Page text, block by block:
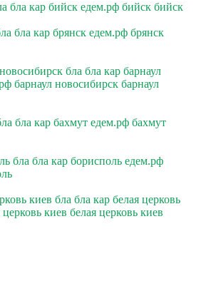
бла кар бийск едем.рф бийск бийск
бла кар брянск едем.рф брянск
бла бла кар барнаул
барнаул новосибирск барнаул
бла кар бахмут едем.рф бахмут
бла бла кар борисполь едем.рф
киев бла бла кар белая церковь
киев белая церковь киев